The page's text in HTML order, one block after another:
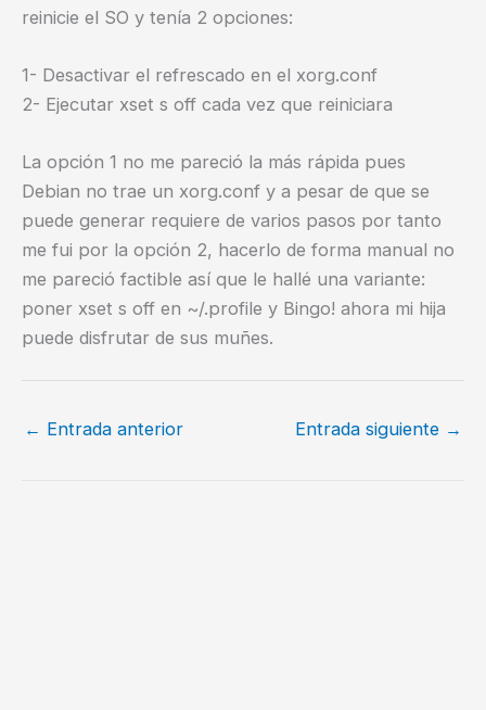
reinicie el SO y tenía 2 opciones:
1- Desactivar el refrescado en el xorg.conf
2- Ejecutar xset s off cada vez que reiniciara
La opción 1 no me pareció la más rápida pues
Debian no trae un xorg.conf y a pesar de que se
puede generar requiere de varios pasos por tanto
me fui por la opción 2, hacerlo de forma manual no
me pareció factible así que le hallé una variante:
poner xset s off en ~/.profile y Bingo! ahora mi hija
puede disfrutar de sus muñes.
← Entrada anterior Entrada siguiente →